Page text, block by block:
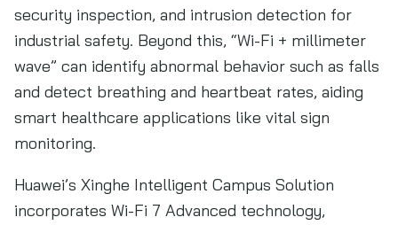
security inspection, and intrusion detection for
industrial safety. Beyond this, “Wi-Fi + millimeter
wave” can identify abnormal behavior such as falls
and detect breathing and heartbeat rates, aiding
smart healthcare applications like vital sign
monitoring.
Huawei’s Xinghe Intelligent Campus Solution
incorporates Wi-Fi 7 Advanced technology,